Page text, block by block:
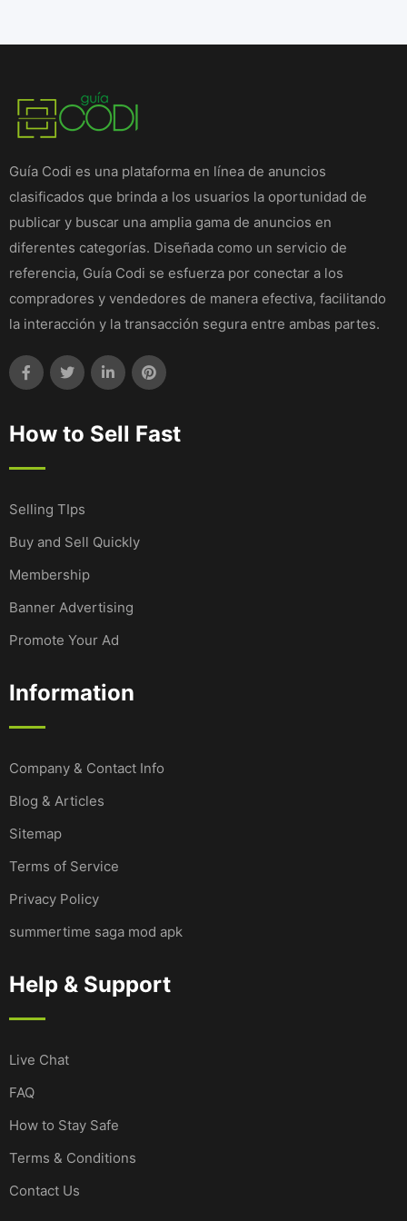
Guía Codi es una plataforma en línea de anuncios
clasificados que brinda a los usuarios la oportunidad de
publicar y buscar una amplia gama de anuncios en
diferentes categorías. Diseñada como un servicio de
referencia, Guía Codi se esfuerza por conectar a los
compradores y vendedores de manera efectiva, facilitando
la interacción y la transacción segura entre ambas partes.
How to Sell Fast
Selling TIps
Buy and Sell Quickly
Membership
Banner Advertising
Promote Your Ad
Information
Company & Contact Info
Blog & Articles
Sitemap
Terms of Service
Privacy Policy
summertime saga mod apk
Help & Support
Live Chat
FAQ
How to Stay Safe
Terms & Conditions
Contact Us